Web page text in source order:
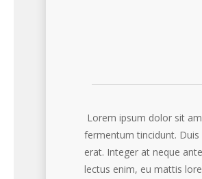
Lorem ipsum dolor sit
fermentum tincidunt.
erat. Integer at neque
lectus enim, eu mattis